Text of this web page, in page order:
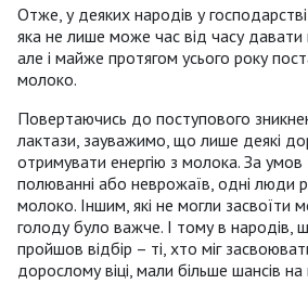
Отже, у деяких народів у
яка не лише може час від часу
але і майже протягом усього року
молоко.
Повертаючись до поступового
лактази, зауважимо, що лише деякі
отримувати енергію з молока. За
полюванні або неврожаїв, одні люди
молоко. Іншим, які не могли засвоїти
голоду було важче. І тому в народів,
пройшов відбір – ті, хто міг
дорослому віці, мали більше шансів